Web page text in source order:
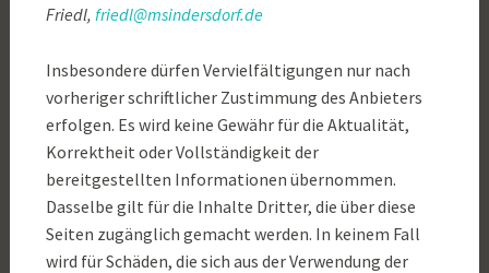
Friedl, friedl@msindersdorf.de
Insbesondere dürfen Vervielfältigungen nur nach
vorheriger schriftlicher Zustimmung des Anbieters
erfolgen. Es wird keine Gewähr für die Aktualität,
Korrektheit oder Vollständigkeit der
bereitgestellten Informationen übernommen.
Dasselbe gilt für die Inhalte Dritter, die über diese
Seiten zugänglich gemacht werden. In keinem Fall
wird für Schäden, die sich aus der Verwendung der